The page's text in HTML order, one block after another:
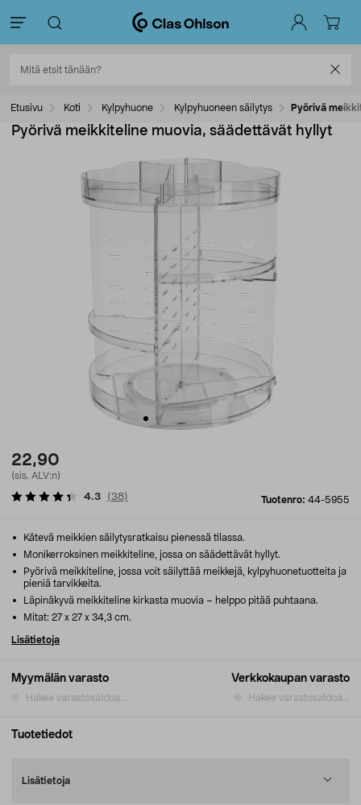
Etusivu Koti Kylpyhuone Kylpyhuoneen säilytys Pyörivä
Pyörivä meikkiteline muovia, säädettävät hyllyt
22,90
(sis. ALV:n)
Tuotenro: 44-5955
4.3 (38)
Myymälän varasto
Hakee varastosaldoa...
Verkkokaupan varasto
Hakee varastosaldoa...
Kätevä meikkien säilytysratkaisu pienessä tilassa.
Monikerroksinen meikkiteline, jossa on säädettävät hyllyt.
Pyörivä meikkiteline, jossa voit säilyttää meikkejä, kylpyhuonetuotteita ja
pieniä tarvikkeita.
Läpinäkyvä meikkiteline kirkasta muovia – helppo pitää puhtaana.
Mitat: 27 x 27 x 34,3 cm.
Lisätietoja
Tuotetiedot
Lisätietoja